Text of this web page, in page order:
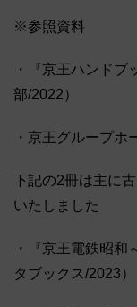
※参照資料
・『京王ハンドブ
部/2022）
・京王グループ
下記の2冊は主に
いたしました
・『京王電鉄昭和
タブックス/2023）